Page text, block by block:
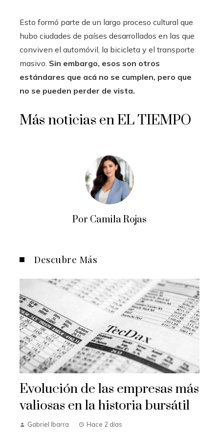
Esto formó parte de un largo proceso cultural que
hubo ciudades de países desarrollados en las que
conviven el automóvil, la bicicleta y el transporte
masivo. Sin embargo, esos son otros
estándares que acá no se cumplen, pero que
no se pueden perder de vista.
Más noticias en EL TIEMPO
Por Camila Rojas
Descubre Más
Evolución de las empresas más
valiosas en la historia bursátil
Gabriel Ibarra Hace 2 días